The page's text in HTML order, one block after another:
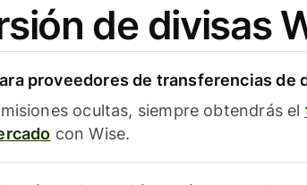
de divisas
proveedores de transferencias de
ocultas, siempre obtendrás el
con Wise.